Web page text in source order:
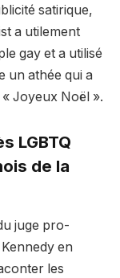
satirique,
a utilement
gay et a utilisé
un athée qui a
Joyeux Noël ».
LGBTQ
de la
juge pro-
en
les